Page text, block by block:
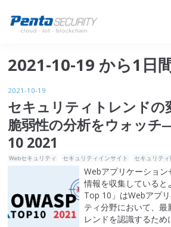
データ保護
セキュリティインサイト
技術ブログ
2021-10-19 から1日
2021-10-19
セキュリティトレンドの
脆弱性の分析をウォッチ
10 2021
Webセキュリティ セキュリティインサイト セキュリティ
Webアプリケーショ
情報を収集していると
Top 10」はWebアプ
ティ分野において、最
レンドを認識するた